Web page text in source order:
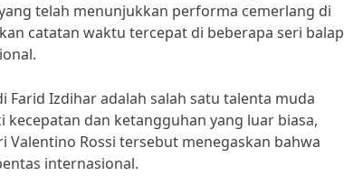
telah menunjukkan performa cemerlang di
catatan waktu tercepat di beberapa seri balap
Farid Izdihar adalah salah satu talenta muda
dan ketangguhan yang luar biasa,
Rossi tersebut menegaskan bahwa
internasional.